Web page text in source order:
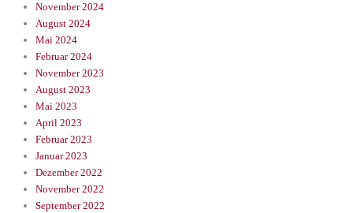
November 2024
August 2024
Mai 2024
Februar 2024
November 2023
August 2023
Mai 2023
April 2023
Februar 2023
Januar 2023
Dezember 2022
November 2022
September 2022